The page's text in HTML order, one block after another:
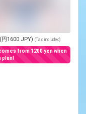
円1600 JPY) (Tax included)
from 1200 yen when
plan!